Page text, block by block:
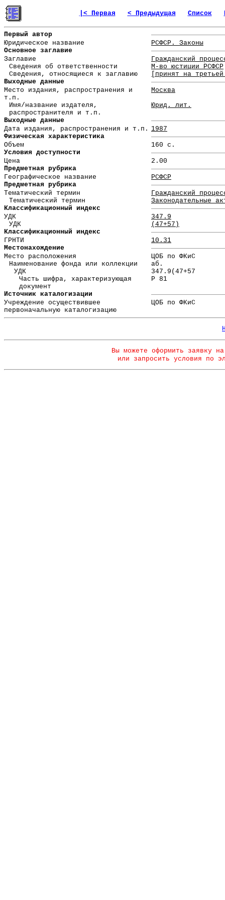
|< Первая < Предыдущая Список
Первый автор
Юридическое название
РСФСР. Законы
Основное заглавие
Заглавие
Гражданский
Сведения об ответственности
М-во юстиции РСФСР
Сведения, относящиеся к заглавию
[принят на
Выходные данные
Место издания, распространения и
т.п.
Москва
Имя/название издателя,
распространителя и т.п.
Юрид. лит.
Выходные данные
Дата издания, распространения и т.п. 1987
Физическая характеристика
Объем
160 с.
Условия доступности
Цена
2.00
Предметная рубрика
Географическое название
РСФСР
Предметная рубрика
Тематический термин
Гражданский
Тематический термин
Законодательные
Классификационный индекс
УДК
347.9
УДК
(47+57)
Классификационный индекс
ГРНТИ
10.31
Местонахождение
Место расположения
ЦОБ по ФКиС
Наименование фонда или коллекции
аб.
УДК
347.9(47+57
Часть шифра, характеризующая
документ
Р 81
Источник каталогизации
Учреждение осуществившее
первоначальную каталогизацию
ЦОБ по ФКиС
Вы можете оформить заявку
или запросить условия по